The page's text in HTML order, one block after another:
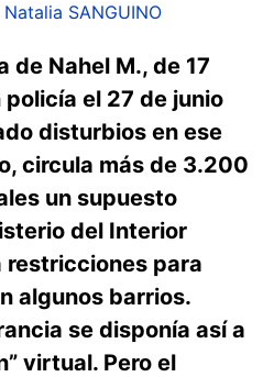
Natalia SANGUINO
de Nahel M., de 17
policía el 27 de junio
disturbios en ese
circula más de 3.200
un supuesto
del Interior
restricciones para
algunos barrios.
se disponía así a
virtual. Pero el